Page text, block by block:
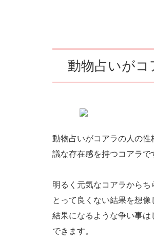
動物占いが
動物占いがコアラの人の
議な存在感を持つコアラで
明るく元気なコアラから
とって良くない結果を想
結果になるような争い事
できます。